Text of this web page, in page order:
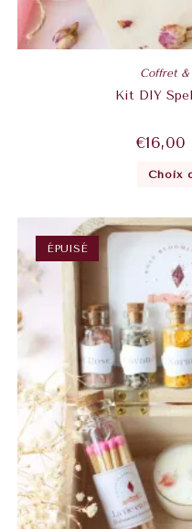
Coffret &
Kit DIY
€16,00
Choix
ÉPUISÉ